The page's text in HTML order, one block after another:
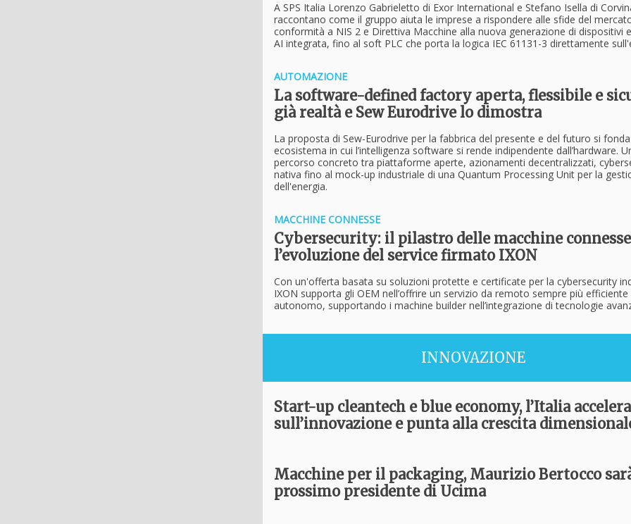
A SPS Italia Lorenzo Gabrieletto di Exor International e Stefano Isella di
raccontano come il gruppo aiuta le imprese a rispondere alle sfide del
conformità a NIS 2 e Direttiva Macchine alla nuova generazione di dispositivi
AI integrata, fino al soft PLC che porta la logica IEC 61131-3 direttamente
AUTOMAZIONE
La software-defined factory aperta, flessibile e
già realtà e Sew Eurodrive lo dimostra
La proposta di Sew-Eurodrive per la fabbrica del presente e del futuro si
ecosistema in cui l’intelligenza software si rende indipendente dall’hardware.
percorso concreto tra piattaforme aperte, azionamenti decentralizzati,
nativa fino al mock-up industriale di una Quantum Processing Unit per la
dell'energia.
MACCHINE CONNESSE
Cybersecurity: il pilastro delle macchine
l’evoluzione del service firmato IXON
Con un'offerta basata su soluzioni protette e certificate per la cybersecurity
IXON supporta gli OEM nell’offrire un servizio da remoto sempre più efficiente
autonomo, supportando i machine builder nell’integrazione di tecnologie
INNOVAZIONE
Start-up cleantech e blue economy, l’Italia accelera
sull’innovazione e punta alla crescita
Macchine per il packaging, Maurizio Bertocco
prossimo presidente di Ucima